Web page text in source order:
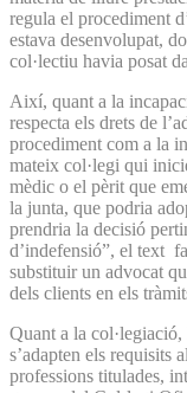
regula el procediment
estava desenvolupat,
col·lectiu havia posat
Així, quant a la
respecta els drets de
procediment com a la
mateix col·legi qui
mèdic o el pèrit que
la junta, que podria
prendria la decisió
d’indefensió”, el text
substituir un advocat
dels clients en els
Quant a la
s’adapten els requisits
professions titulades,